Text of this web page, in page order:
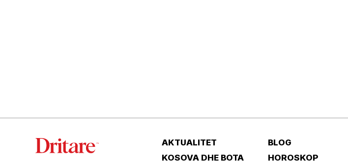
AKTUALITET
KOSOVA DHE BOTA
BLOG
HOROSKOP